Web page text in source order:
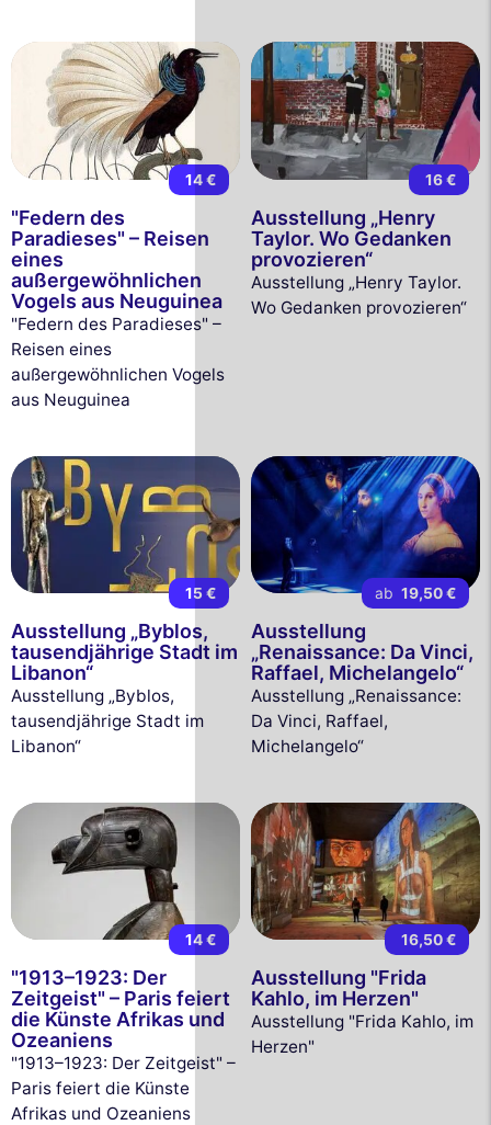
14 €
"Federn des
Paradieses" – Reisen
eines
außergewöhnlichen
Vogels aus Neuguinea
"Federn des Paradieses" –
Reisen eines
außergewöhnlichen Vogels
aus Neuguinea
16 €
Ausstellung „Henry
Taylor. Wo Gedanken
provozieren“
Ausstellung „Henry Taylor.
Wo Gedanken provozieren“
15 €
Ausstellung „Byblos,
tausendjährige Stadt im
Libanon“
Ausstellung „Byblos,
tausendjährige Stadt im
Libanon“
ab 19,50 €
Ausstellung
„Renaissance: Da Vinci,
Raffael, Michelangelo“
Ausstellung „Renaissance:
Da Vinci, Raffael,
Michelangelo“
14 €
"1913–1923: Der
Zeitgeist" – Paris feiert
die Künste Afrikas und
Ozeaniens
"1913–1923: Der Zeitgeist" –
Paris feiert die Künste
Afrikas und Ozeaniens
16,50 €
Ausstellung "Frida
Kahlo, im Herzen"
Ausstellung "Frida Kahlo, im
Herzen"